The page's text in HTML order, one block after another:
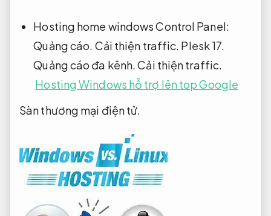
Hosting home windows Control Panel:
Quảng cáo. Cải thiện traffic. Plesk 17.
Quảng cáo đa kênh.Cải thiện traffic.
Hosting Windows hỗ trợ lên top Google
Sàn thương mại điện tử.